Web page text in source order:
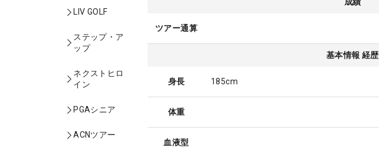
LIV GOLF
ステップ・ア
ップ
ネクストヒロ
イン
PGAシニア
ACNツアー
ツアー通算
基本情報 経歴
身長 185cm
体重
血液型